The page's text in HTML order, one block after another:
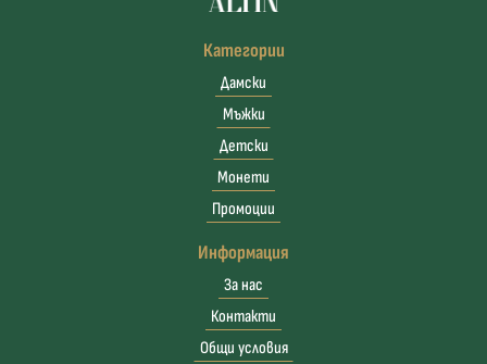
Категории
Дамски
Мъжки
Детски
Монети
Промоции
Информация
За нас
Контакти
Общи условия